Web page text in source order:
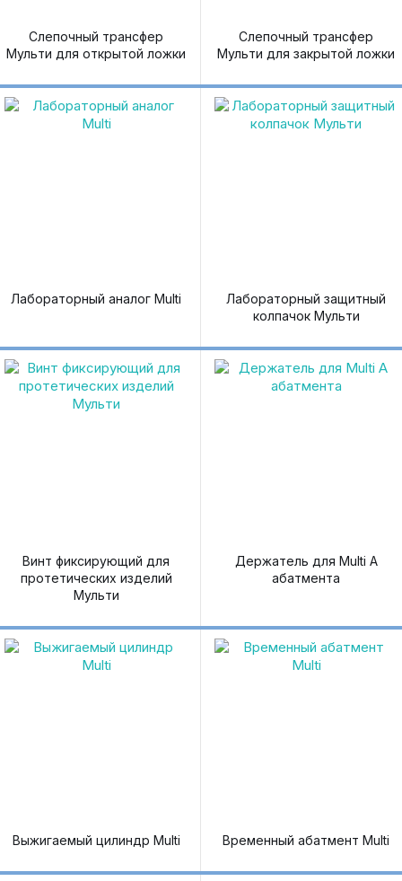
Слепочный трансфер
Мульти для открытой ложки
Слепочный трансфер
Мульти для закрытой ложки
Лабораторный аналог Multi
Лабораторный защитный
колпачок Мульти
Винт фиксирующий для
протетических изделий
Мульти
Держатель для Multi A
абатмента
Выжигаемый цилиндр Multi Временный абатмент Multi